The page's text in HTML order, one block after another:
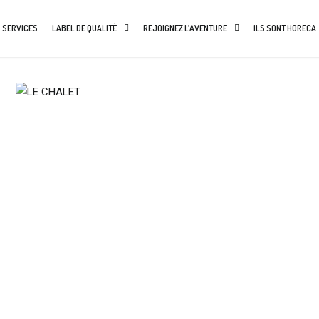
SERVICES LABEL DE QUALITÉ REJOIGNEZ L’AVENTURE ILS SONT HORECA